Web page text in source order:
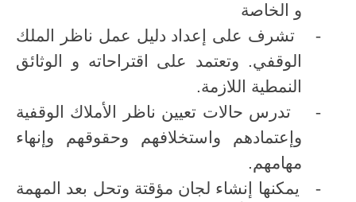
و الخاصة
-
تشرف على إعداد دليل عمل ناظر الملك
الوقفي. وتعتمد على اقتراحاته و الوثائق
النمطية اللازمة.
-
تدرس حالات تعيين ناظر الأملاك الوقفية
وإعتمادهم واستخلافهم وحقوقهم وإنهاء
مهامهم.
-
يمكنها إنشاء لجان مؤقتة وتحل بعد المهمة